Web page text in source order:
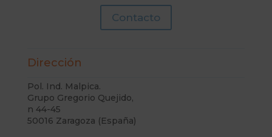
Contacto
Dirección
Pol. Ind. Malpica.
Grupo Gregorio Quejido,
n 44-45
50016 Zaragoza (España)